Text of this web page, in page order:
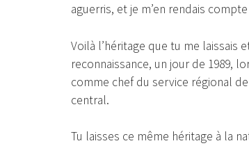
aguerris, et je m’en rendais
Voilà l’héritage que tu me laissais
reconnaissance, un jour de 1989,
comme chef du service régional
central.
Tu laisses ce même héritage à la